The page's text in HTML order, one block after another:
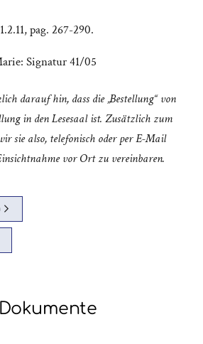
pag. 267-290.
Signatur 41/05
darauf hin, dass die „Bestellung“ von
in den Lesesaal ist. Zusätzlich zum
sie also, telefonisch oder per E-Mail
vor Ort zu vereinbaren.